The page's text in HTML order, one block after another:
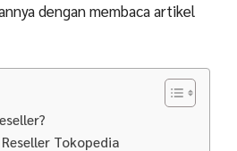
dengan membaca artikel
Tokopedia